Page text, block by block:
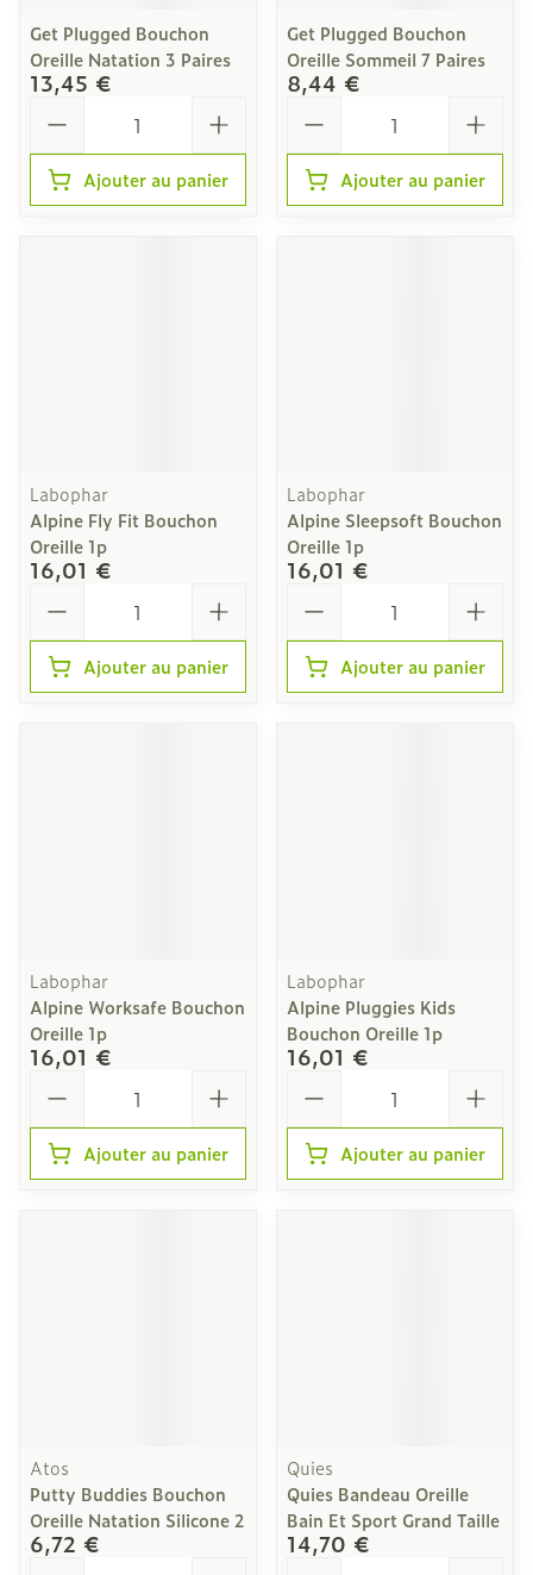
Get Plugged Bouchon
Oreille Natation 3 Paires
13,45 €
Ajouter au panier
Get Plugged Bouchon
Oreille Sommeil 7 Paires
8,44 €
Ajouter au panier
Labophar
Alpine Fly Fit Bouchon
Oreille 1p
16,01 €
Ajouter au panier
Labophar
Alpine Sleepsoft Bouchon
Oreille 1p
16,01 €
Ajouter au panier
Labophar
Alpine Worksafe Bouchon
Oreille 1p
16,01 €
Ajouter au panier
Labophar
Alpine Pluggies Kids
Bouchon Oreille 1p
16,01 €
Ajouter au panier
Atos
Putty Buddies Bouchon
Oreille Natation Silicone 2
6,72 €
Quies
Quies Bandeau Oreille
Bain Et Sport Grand Taille
14,70 €